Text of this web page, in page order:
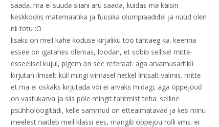
saada. ma ei suuda siiani aru saada, kuidas ma käisin
keskkoolis matemaatika ja füüsika olümpiaadidel ja nüüd olen
nii totu :O
lisaks on meil kahe koduse kirjaliku töö tähtaeg ka. keemia
essee on igatahes olemas, loodan, et sobib sellisel mitte-
esseelisel kujul, pigem on see referaat. aga arvamusartikli
kirjutan ilmselt küll mingi viimasel hetkel lihtsalt valmis. mitte
et ma ei oskaks kirjutada või ei arvaks midagi, aga õppejõud
on vastukarva ja siis pole mingit tahtmist teha. selline
psühholoogitädi, kelle sammud on etteaimatavad ja kes minu
meelest näitleb meil klassi ees, mängib õppejõu rolli vms. ei